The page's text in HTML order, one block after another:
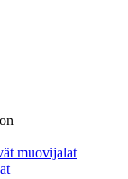
muovijalat